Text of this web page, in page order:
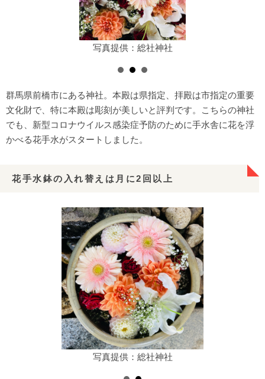
写真提供：総社神社
群馬県前橋市にある神社。本殿は県指定、拝殿は市指定の重要
文化財で、特に本殿は彫刻が美しいと評判です。こちらの神社
でも、新型コロナウイルス感染症予防のために手水舎に花を浮
かべる花手水がスタートしました。
花手水鉢の入れ替えは月に2回以上
写真提供：総社神社